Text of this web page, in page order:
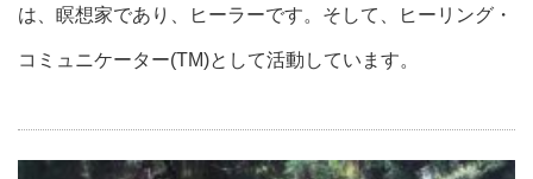
は、瞑想家であり、ヒーラーです。そして、ヒーリング・
コミュニケーター(TM)として活動しています。